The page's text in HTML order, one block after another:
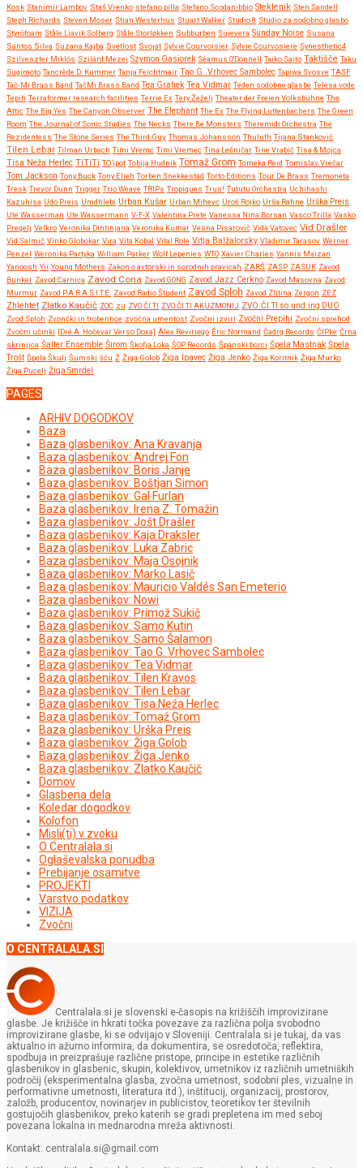
Kosk Stanimir Lambov Staš Vrenko stefano pilla Stefano Scodanibbio Steklenik Sten Sandell
Steph Richards Steven Moser Stian Westerhus Stuart Walker Studio 8 Studio za sodobno glasbo
Styröfoam Ståle Liavik Solberg Ståle Storløkken Subburben Sujevera Sunday Noise Susana
Santos Silva Suzana Kajba Svetlost Svojat Sylvie Courvoisier Sylvie Courvosiere Synesthetic4
Szilveszter Miklós Szilárd Mezei Szymon Gasiorek Séamus O'Donnell Taiko Saito Taktišče Taku
Sugimoto Tancrède D. Kummer Tanja Feichtmair Tao G. Vrhovec Sambolec Tapiwa Svosve TASF
Tač-Mi Brass Band TačMi Brass Band Tea Grahek Tea Vidmar Teden sodobne glasbe Telesa vode
Tepih Terraformer research facilities Terrie Ex Tery Žeželj Theater der Freien Volksbühne The
Attic The Big Yes The Canyon Observer The Elephant The Ex The Flying Luttenbachers The Green
Room The Journal of Sonic Studies The Necks There Be Monsters Theremidi Orchestra The
Rezidentess The Stone Series The Third Guy Thomas Johansson Thuluth Tijana Stanković
Tilen Lebar Tilman Urbach Timi Vremc Timi Vremec Tina Lešničar Tine Vrabič Tisa & Mojca
Tisa Neža Herlec TiTiTi TO)pot Tobija Hudnik Tomaž Grom Tomeka Reid Tomislav Vrečar
Tom Jackson Tony Buck Tony Elieh Torben Snekkestad Torto Editions Tour De Brass Tremoneta
Tresk Trevor Dunn Trigger Trio Weave TRIPs Tropiques Trus! Tututu Orchestra Uchihashi
Kazuhisa Udo Preis Umdhlebi Urban Kušar Urban Mihevc Uroš Rojko Urša Rahne Urška Preis
Ute Wasserman Ute Wassermann V-F-X Valentina Prete Vanessa Nina Borsan Vasco Trilla Vasko
Pregelj Velkro Veronika Dintinjana Veronika Kumar Vesna Pisarovič Vida Vatovec Vid Drašler
Vid Salmič Vinko Globokar Vira Vita Kobal Vital Role Vitja Balžalorsky Vladimir Tarasov Werner
Penzel Weronika Partyka William Parker Wolf Lepenies WTO Xavier Charles Yannis Maizan
Yanoosh Yii Young Mothers Zakon o avtorski in sorodnih pravicah ZARŠ ZASP ZASUK Zavod
Bunker Zavod Carnica Zavod Cona Zavod GONG Zavod Jazz Cerkno Zavod Masovna Zavod
Murmur Zavod P.A.R.A.S.I.T.E. Zavod Radio Študent Zavod Sploh Zavod Zlitina Zergon ZEZ
Zhlehtet Zlatko Kaučič ZOC zu ZVO.ČI.TI ZVO.ČI.TI AKUZMONIJ ZVO.ČI.TI so.und.ing DUO
Zvod Sploh Zvončki in trobentice zvočna umentost Zvočni izviri Zvočni Prepihi Zvočni sprehod
Zvočni učinki [Dré A. Hočevar Verso Doxa] Àlex Reviriego Éric Normand Čadrg Records ČIPke Črna
skrinjica Šalter Ensemble Širom Škofja Loka ŠOP Records Španski borci Špela Mastnak Špela
Trošt Špela Škulj Šumski šču Ž Žiga Golob Žiga Ipavec Žiga Jenko Žiga Koritnik Žiga Murko
Žiga Pucelj Žiga Smrdel
PAGES
ARHIV DOGODKOV
Baza
Baza glasbenikov: Ana Kravanja
Baza glasbenikov: Andrej Fon
Baza glasbenikov: Boris Janje
Baza glasbenikov: Boštjan Simon
Baza glasbenikov: Gal Furlan
Baza glasbenikov: Irena Z. Tomažin
Baza glasbenikov: Jošt Drašler
Baza glasbenikov: Kaja Draksler
Baza glasbenikov: Luka Zabric
Baza glasbenikov: Maja Osojnik
Baza glasbenikov: Marko Lasič
Baza glasbenikov: Mauricio Valdés San Emeterio
Baza glasbenikov: Nowi
Baza glasbenikov: Primož Sukič
Baza glasbenikov: Samo Kutin
Baza glasbenikov: Samo Šalamon
Baza glasbenikov: Tao G. Vrhovec Sambolec
Baza glasbenikov: Tea Vidmar
Baza glasbenikov: Tilen Kravos
Baza glasbenikov: Tilen Lebar
Baza glasbenikov: Tisa Neža Herlec
Baza glasbenikov: Tomaž Grom
Baza glasbenikov: Urška Preis
Baza glasbenikov: Žiga Golob
Baza glasbenikov: Žiga Jenko
Baza glasbenikov: Zlatko Kaučič
Domov
Glasbena dela
Koledar dogodkov
Kolofon
Misli(ti) v zvoku
O Centralala.si
Oglaševalska ponudba
Prebijanje osamitve
PROJEKTI
Varstvo podatkov
VIZIJA
Zvočni
O CENTRALALA.SI
Centralala.si je slovenski e-časopis na križiščih improvizirane
glasbe. Je križišče in hkrati točka povezave za različna polja svobodno
improvizirane glasbe, ki se odvijajo v Sloveniji. Centralala.si je tukaj, da vas
aktualno in ažurno informira, da dokumentira, se osredotoča, reflektira,
spodbuja in preizprašuje različne pristope, principe in estetike različnih
glasbenikov in glasbenic, skupin, kolektivov, umetnikov iz različnih umetniških
področij (eksperimentalna glasba, zvočna umetnost, sodobni ples, vizualne in
performativne umetnosti, literatura itd.), inštitucij, organizacij, prostorov,
založb, producentov, novinarjev in publicistov, teoretikov ter številnih
gostujočih glasbenikov, preko katerih se gradi prepletena im med seboj
povezana lokalna in mednarodna mreža aktivnosti.
Kontakt: centralala.si@gmail.com